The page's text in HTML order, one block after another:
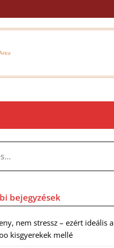
bejegyzések
nem stressz – ezért ideális a
kisgyerekek mellé